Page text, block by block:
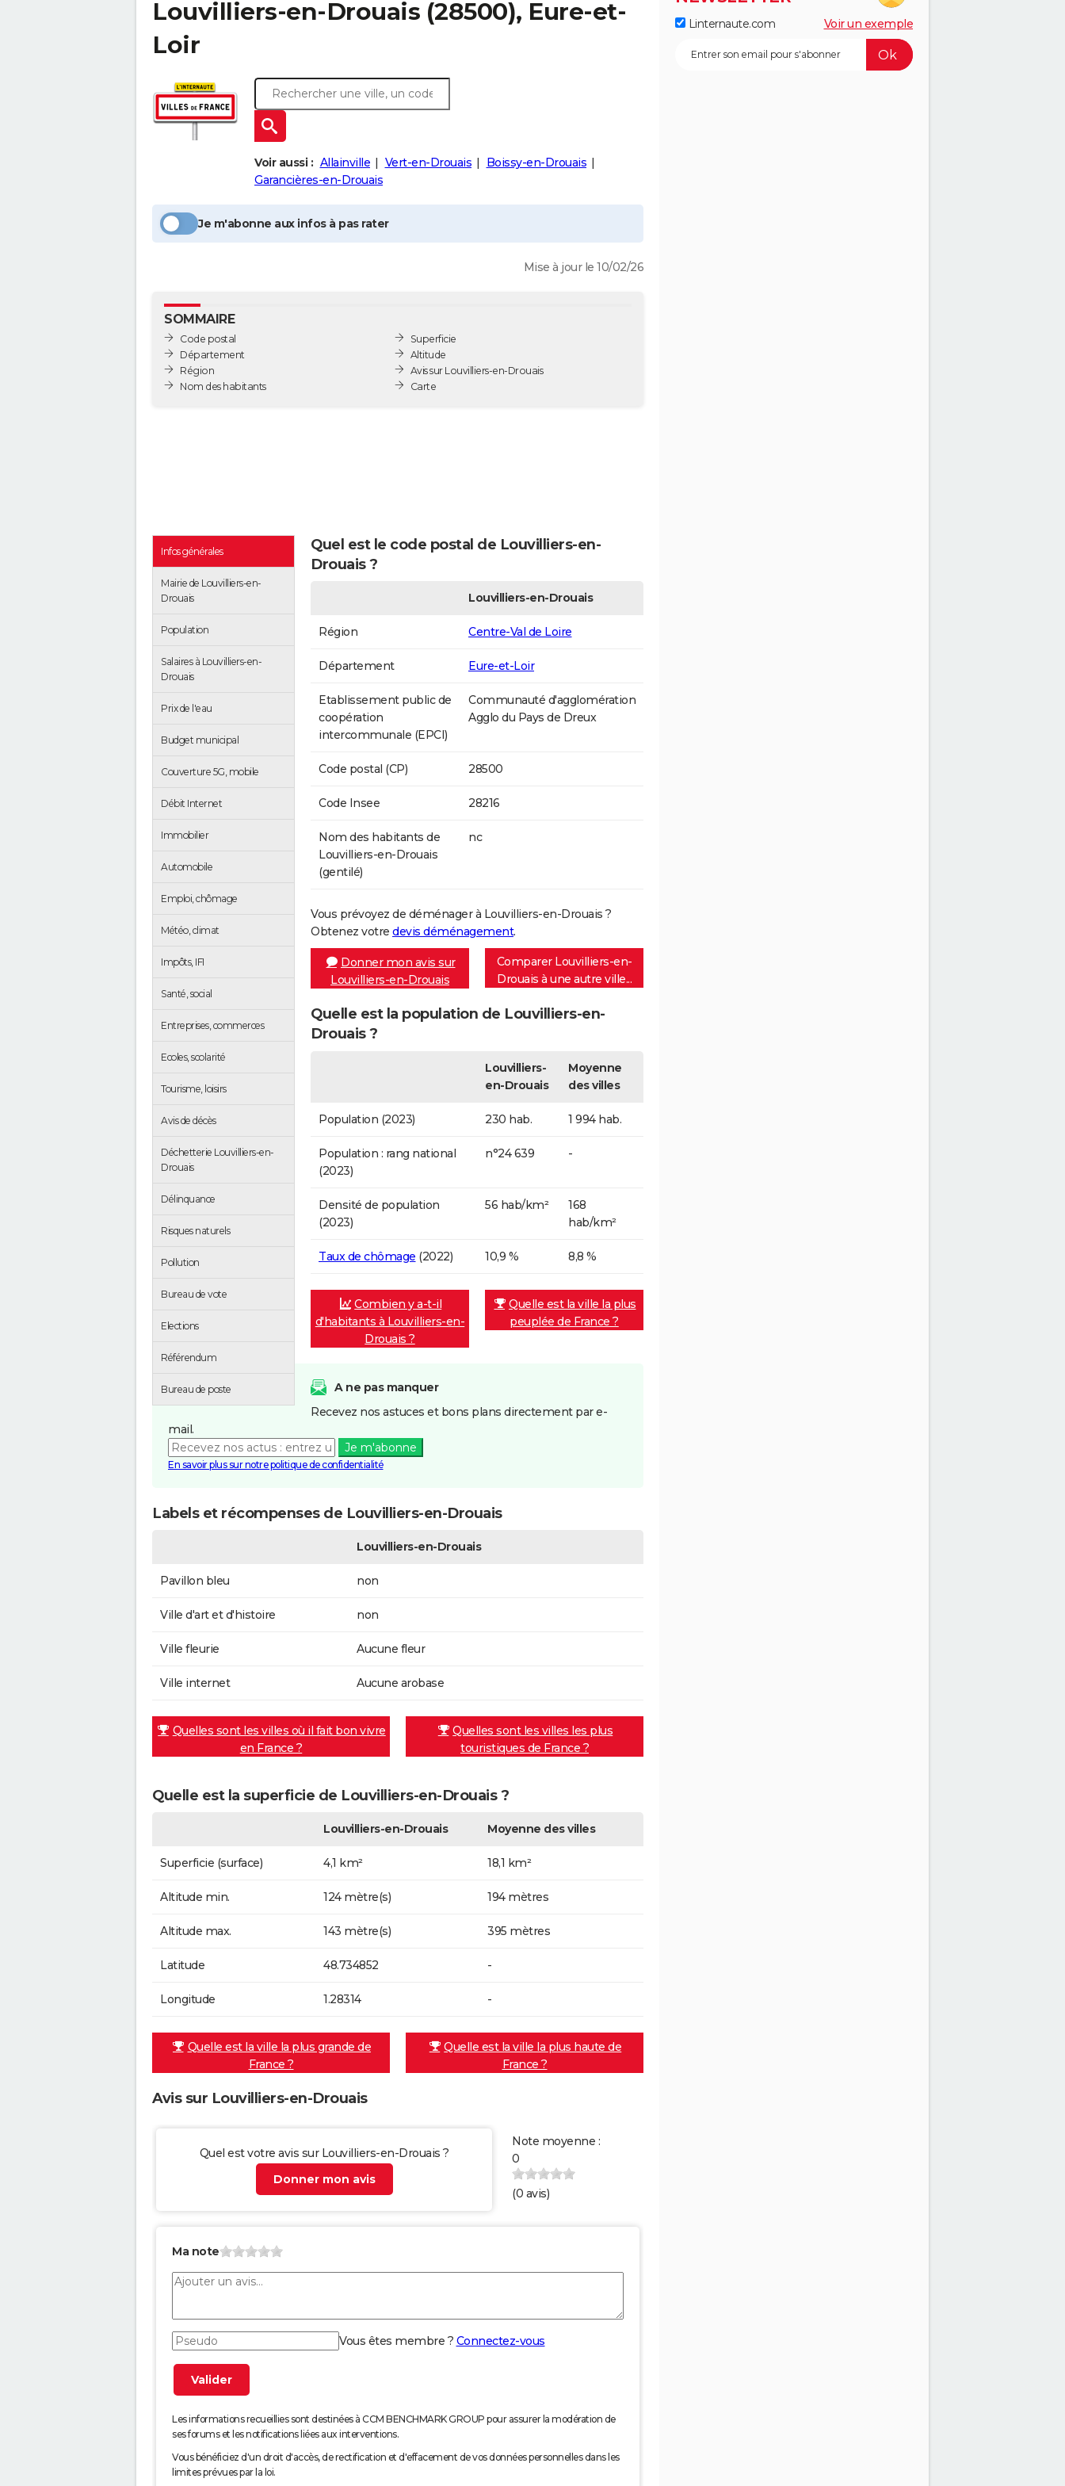
Louvilliers-en-Drouais (28500), Eure-et-
Loir
Voir aussi : Allainville Vert-en-Drouais
Boissy-en-Drouais
Garancières-en-Drouais
Je m'abonne aux infos à pas rater
Mise à jour le 10/02/26
SOMMAIRE
Code postal
Département
Région
Nom des habitants
Superficie
Altitude
Avis sur Louvilliers-en-Drouais
Carte
Infos générales
Mairie de Louvilliers-en-
Drouais
Population
Salaires à Louvilliers-en-
Drouais
Prix de l'eau
Budget municipal
Couverture 5G, mobile
Débit Internet
Immobilier
Automobile
Emploi, chômage
Météo, climat
Impôts, IFI
Santé, social
Entreprises, commerces
Ecoles, scolarité
Tourisme, loisirs
Avis de décès
Déchetterie Louvilliers-en-
Drouais
Délinquance
Risques naturels
Pollution
Bureau de vote
Elections
Référendum
Bureau de poste
Quel est le code postal de Louvilliers-en-
Drouais ?
Louvilliers-en-Drouais
Région Centre-Val de Loire
Département Eure-et-Loir
Etablissement public de
coopération
intercommunale (EPCI)
Communauté d'agglomération
Agglo du Pays de Dreux
Code postal (CP) 28500
Code Insee 28216
Nom des habitants de
Louvilliers-en-Drouais
(gentilé)
nc
Vous prévoyez de déménager à Louvilliers-en-Drouais ?
Obtenez votre devis déménagement.
Donner mon avis sur
Louvilliers-en-Drouais
Comparer Louvilliers-en-
Drouais à une autre ville...
Quelle est la population de Louvilliers-en-
Drouais ?
Louvilliers-
en-Drouais
Moyenne
des villes
Population (2023) 230 hab. 1 994 hab.
Population : rang national
(2023)
n°24 639 -
Densité de population
(2023)
56 hab/km²
168
hab/km²
Taux de chômage (2022) 10,9 % 8,8 %
Combien y a-t-il
d'habitants à Louvilliers-en-
Drouais ?
Quelle est la ville la plus
peuplée de France ?
A ne pas manquer
Recevez nos astuces et bons plans directement par e-
mail.
Je m'abonne
En savoir plus sur notre politique de confidentialité
Labels et récompenses de Louvilliers-en-Drouais
Louvilliers-en-Drouais
Pavillon bleu non
Ville d'art et d'histoire non
Ville fleurie Aucune fleur
Ville internet Aucune arobase
Quelles sont les villes où il fait bon vivre
en France ?
Quelles sont les villes les plus
touristiques de France ?
Quelle est la superficie de Louvilliers-en-Drouais ?
Louvilliers-en-Drouais Moyenne des villes
Superficie (surface) 4,1 km² 18,1 km²
Altitude min. 124 mètre(s) 194 mètres
Altitude max. 143 mètre(s) 395 mètres
Latitude 48.734852 -
Longitude 1.28314 -
Quelle est la ville la plus grande de
France ?
Quelle est la ville la plus haute de
France ?
Avis sur Louvilliers-en-Drouais
Quel est votre avis sur Louvilliers-en-Drouais ?
Donner mon avis
Note moyenne :
0
(0 avis)
Ma note
Vous êtes membre ? Connectez-vous
Les informations recueillies sont destinées à CCM BENCHMARK GROUP pour assurer la modération de
ses forums et les notifications liées aux interventions.
Vous bénéficiez d'un droit d'accès, de rectification et d'effacement de vos données personnelles dans les
limites prévues par la loi.
Linternaute.com Voir un exemple